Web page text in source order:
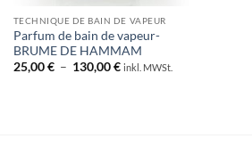
TECHNIQUE DE BAIN DE VAPEUR
Parfum de bain de vapeur-
BRUME DE HAMMAM
25,00€ – 130,00€Plage
inkl. MWSt.